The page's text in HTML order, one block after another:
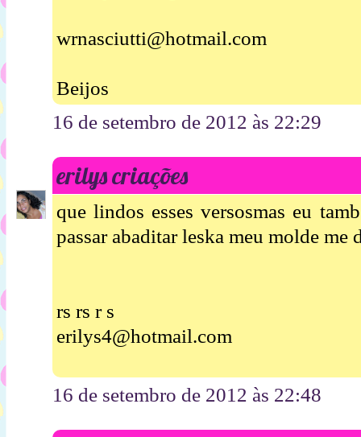
wrnasciutti@hotmail.com
Beijos
16 de setembro de 2012 às 22:29
erilys criações
que lindos esses versosmas eu
passar abaditar leska meu molde me
rs rs r s
erilys4@hotmail.com
16 de setembro de 2012 às 22:48